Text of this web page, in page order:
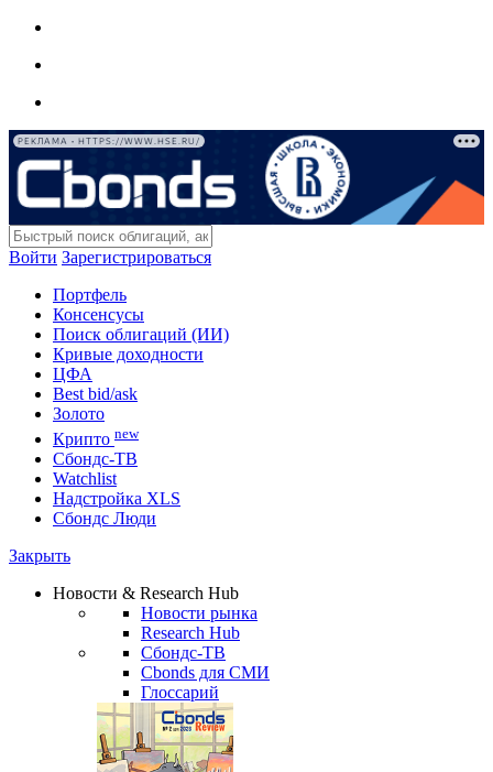
РЕКЛАМА • HTTPS://WWW.HSE.RU/
Войти Зарегистрироваться
Портфель
Консенсусы
Поиск облигаций (ИИ)
Кривые доходности
ЦФА
Best bid/ask
Золото
Крипто new
Сбондс-ТВ
Watchlist
Надстройка XLS
Сбондс Люди
Закрыть
Новости & Research Hub
Новости рынка
Research Hub
Сбондс-ТВ
Cbonds для СМИ
Глоссарий